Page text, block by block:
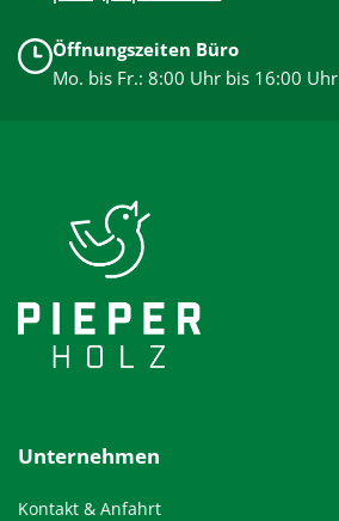
Öffnungszeiten Büro
Mo. bis Fr.: 8:00 Uhr bis 16:00 Uhr
Unternehmen
Kontakt & Anfahrt